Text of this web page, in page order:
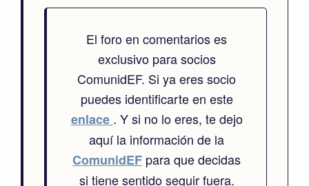
El foro en comentarios es
exclusivo para socios
ComunidEF. Si ya eres socio
puedes identificarte en este
enlace . Y si no lo eres, te dejo
aquí la información de la
ComunidEF para que decidas
si tiene sentido seguir fuera.